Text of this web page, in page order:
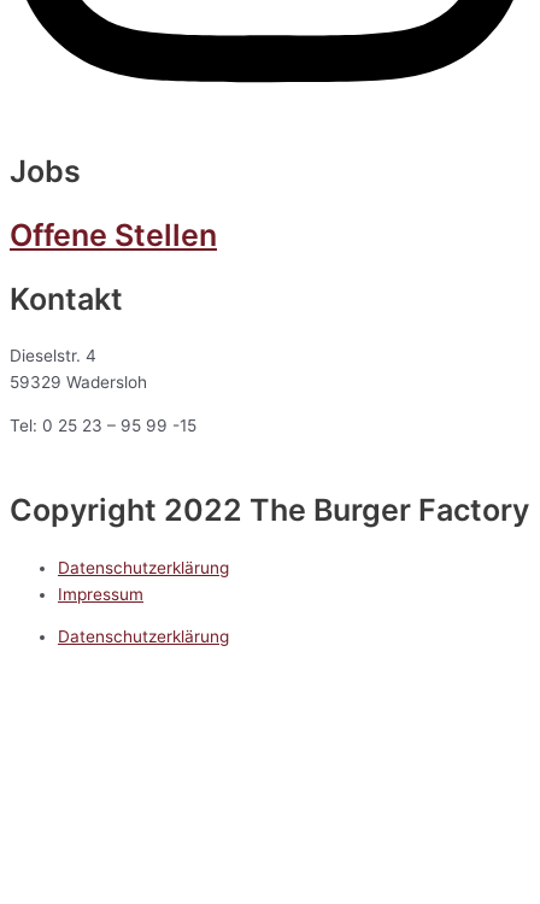
Jobs
Offene Stellen
Kontakt
Dieselstr. 4
59329 Wadersloh
Tel: 0 25 23 – 95 99 -15
Copyright 2022 The Burger Factory
Datenschutzerklärung
Impressum
Datenschutzerklärung